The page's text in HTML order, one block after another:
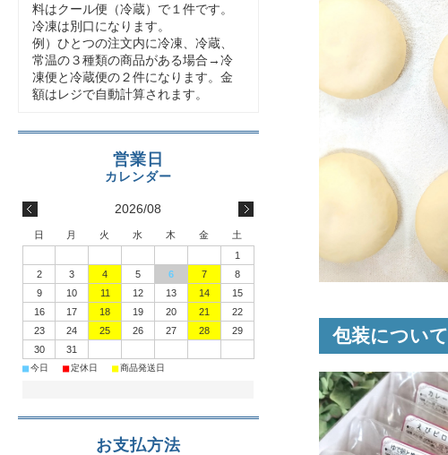
包装について
料はクール便（冷蔵）で１件です。
冷凍は別口になります。
例）ひとつの注文内に冷凍、冷蔵、
常温の３種類の商品がある場合→冷
凍便と冷蔵便の２件になります。金
額はレジで自動計算されます。
2026/08
日 月 火 水 木 金
土
1
2
3 4 5 6 7
8
9
10 11 12 13 14
15
16
17 18 19 20 21
22
23
24 25 26 27 28
29
30
31
■今日 ■定休日 ■商品発送日
お支払方法